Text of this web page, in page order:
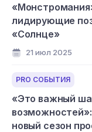
лидирующие
«Солнце»
21 июл 2025
PRO СОБЫТИЯ
«Это важный
новый сезон